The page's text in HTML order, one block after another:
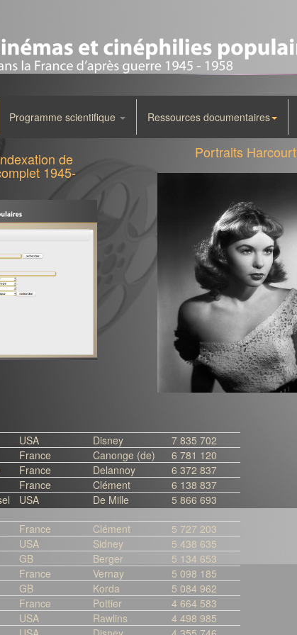
Programme scientifique Ressources documentaires
de
1945-
Portraits Harcourt
USA Disney
7 835 702
France Canonge (de)
6 781 120
France Delannoy
6 372 837
France Clément
6 138 837
USA De Mille 5 866 693
France Clément
5 727 203
USA Sidney
5 438 635
GB Berger
5 134 653
France Vernay
5 098 185
GB Korda
5 084 962
France Pottier
4 664 583
USA Rawlins
4 498 985